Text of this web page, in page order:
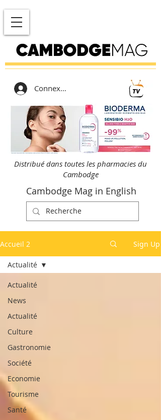
Connexion
Distribué dans toutes les pharmacies du
Cambodge
Cambodge Mag in English
Accueil 2 Sign Up
Actualité
News
Actualité
Culture
Gastronomie
Société
Economie
Tourisme
Santé
Actualité